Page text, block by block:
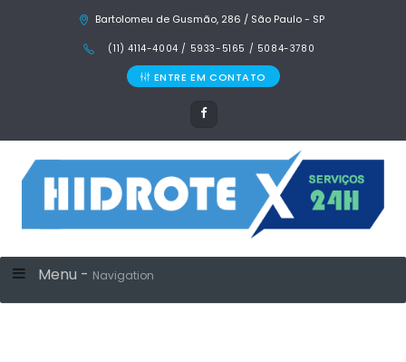
Bartolomeu de Gusmão, 286 / São Paulo - SP
(11) 4114-4004 / 5933-5165 / 5084-3780
ENTRE EM CONTATO
Menu - Navigation